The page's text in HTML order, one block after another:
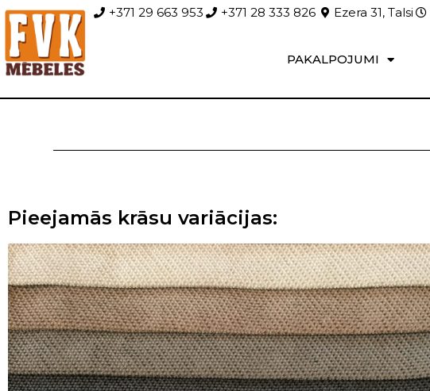
+371 29 663 953 +371 28 333 826 Ezera 31, Talsi
PAKALPOJUMI
Pieejamās krāsu variācijas: